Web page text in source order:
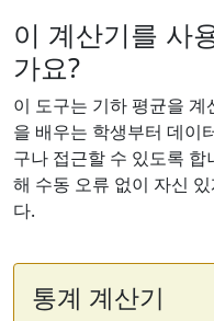
이 계산기를 사
가요?
이 도구는 기하 평균을
을 배우는 학생부터 데이
구나 접근할 수 있도록
해 수동 오류 없이 자신
다.
통계 계산기